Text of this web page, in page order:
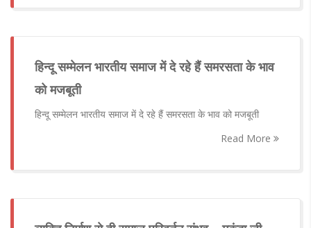
हिन्दू सम्मेलन भारतीय समाज में दे रहे हैं समरसता के भाव
को मजबूती
हिन्दू सम्मेलन भारतीय समाज में दे रहे हैं समरसता के भाव को मजबूती
Read More